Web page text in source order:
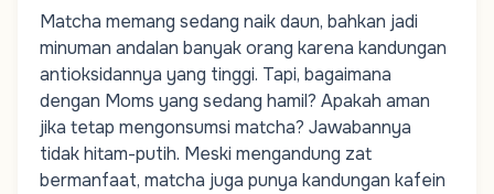
Matcha memang sedang naik daun, bahkan jadi
minuman andalan banyak orang karena kandungan
antioksidannya yang tinggi. Tapi, bagaimana
dengan Moms yang sedang hamil? Apakah aman
jika tetap mengonsumsi matcha? Jawabannya
tidak hitam-putih. Meski mengandung zat
bermanfaat, matcha juga punya kandungan kafein